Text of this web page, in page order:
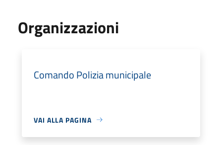
Organizzazioni
Comando Polizia municipale
VAI ALLA PAGINA